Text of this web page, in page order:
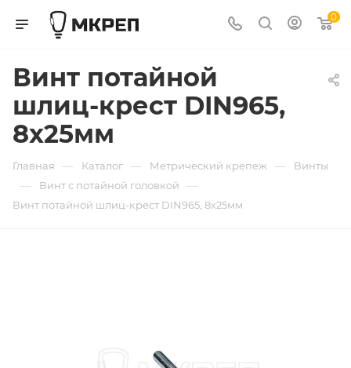
0
Винт потайной
шлиц-крест DIN965,
8х25мм
Главная — Каталог — Метрический крепеж — Винты
— Винт с потайной головкой —
Винт потайной шлиц-крест DIN965, 8х25мм